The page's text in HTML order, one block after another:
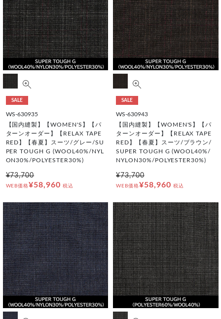
SALE
WS-630935
【国内縫製】【WOMEN'S】【パ
ターンオーダー】【RELAX TAPE
RED】【春夏】スーツ/グレー/SU
PER TOUGH G (WOOL40%/NYL
ON30%/POLYESTER30%)
¥73,700
WEB価格¥58,960 税込
SALE
WS-630943
【国内縫製】【WOMEN'S】【パ
ターンオーダー】【RELAX TAPE
RED】【春夏】スーツ/ブラウン/
SUPER TOUGH G (WOOL40%/
NYLON30%/POLYESTER30%)
¥73,700
WEB価格¥58,960 税込